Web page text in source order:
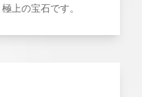
上の宝石です。